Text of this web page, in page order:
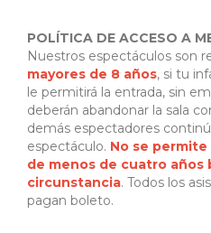
POLÍTICA DE ACCESO A
Nuestros espectáculos son
mayores de 8 años, si tu
le permitirá la entrada, sin
deberán abandonar la sala
demás espectadores
espectáculo. No se
de menos de cuatro años
circunstancia. Todos los
pagan boleto.